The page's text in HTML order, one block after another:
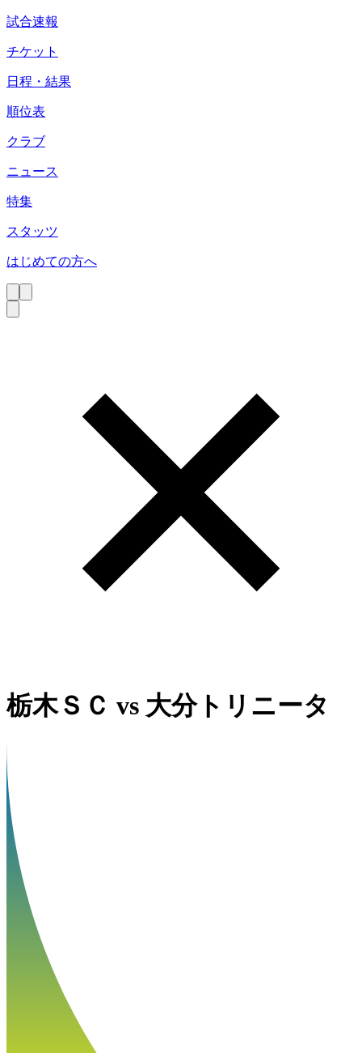
試合速報
チケット
日程・結果
順位表
クラブ
ニュース
特集
スタッツ
はじめての方へ
栃木ＳＣ vs 大分トリニータ